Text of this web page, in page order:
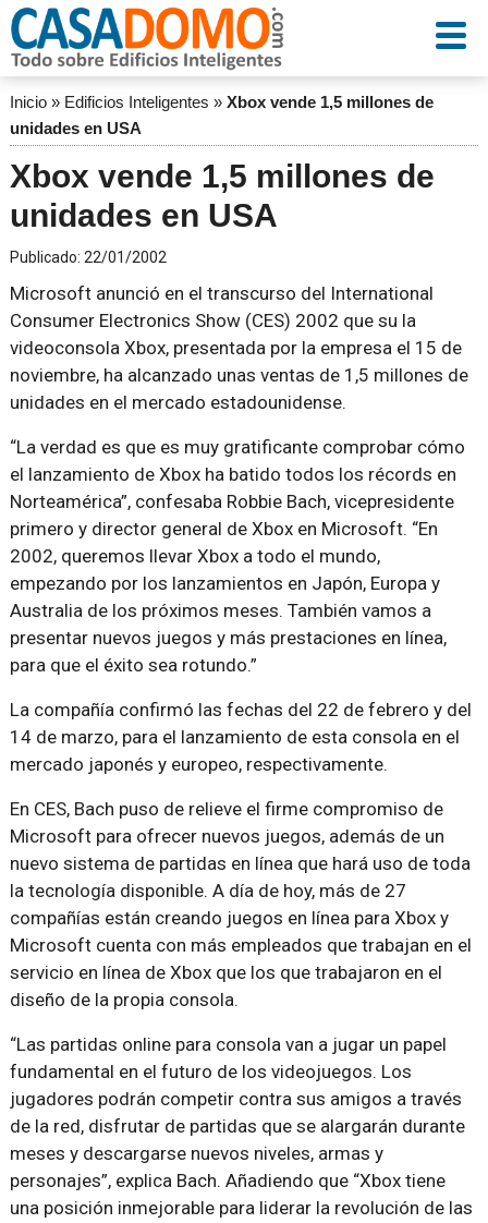
Inicio» Edificios Inteligentes » Xbox vende 1,5 millones de
unidades en USA
Xbox vende 1,5 millones de
unidades en USA
Publicado: 22/01/2002
Microsoft anunció en el transcurso del International
Consumer Electronics Show (CES) 2002 que su la
videoconsola Xbox, presentada por la empresa el 15 de
noviembre, ha alcanzado unas ventas de 1,5 millones de
unidades en el mercado estadounidense.
“La verdad es que es muy gratificante comprobar cómo
el lanzamiento de Xbox ha batido todos los récords en
Norteamérica”, confesaba Robbie Bach, vicepresidente
primero y director general de Xbox en Microsoft. “En
2002, queremos llevar Xbox a todo el mundo,
empezando por los lanzamientos en Japón, Europa y
Australia de los próximos meses. También vamos a
presentar nuevos juegos y más prestaciones en línea,
para que el éxito sea rotundo.”
La compañía confirmó las fechas del 22 de febrero y del
14 de marzo, para el lanzamiento de esta consola en el
mercado japonés y europeo, respectivamente.
En CES, Bach puso de relieve el firme compromiso de
Microsoft para ofrecer nuevos juegos, además de un
nuevo sistema de partidas en línea que hará uso de toda
la tecnología disponible. A día de hoy, más de 27
compañías están creando juegos en línea para Xbox y
Microsoft cuenta con más empleados que trabajan en el
servicio en línea de Xbox que los que trabajaron en el
diseño de la propia consola.
“Las partidas online para consola van a jugar un papel
fundamental en el futuro de los videojuegos. Los
jugadores podrán competir contra sus amigos a través
de la red, disfrutar de partidas que se alargarán durante
meses y descargarse nuevos niveles, armas y
personajes”, explica Bach. Añadiendo que “Xbox tiene
una posición inmejorable para liderar la revolución de las